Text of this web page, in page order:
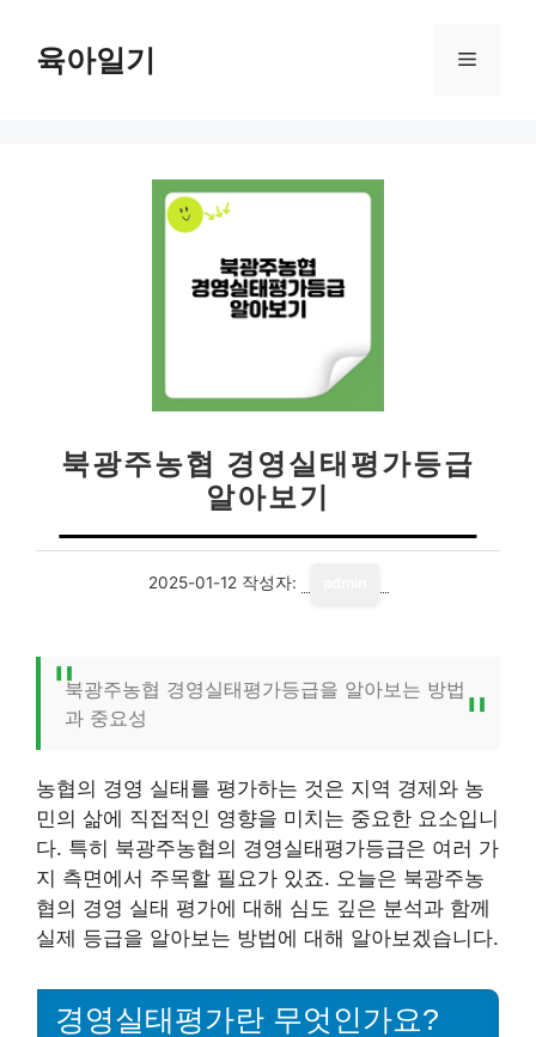
육아일기 메
북광주농협 경영실태평가등급
알아보기
2025-01-12 작성자:
북광주농협 경영실태평가등급을 알아보는 방법
과 중요성
농협의 경영 실태를 평가하는 것은 지역 경제와 농
민의 삶에 직접적인 영향을 미치는 중요한 요소입니
다. 특히 북광주농협의 경영실태평가등급은 여러 가
지 측면에서 주목할 필요가 있죠. 오늘은 북광주농
협의 경영 실태 평가에 대해 심도 깊은 분석과 함께
실제 등급을 알아보는 방법에 대해 알아보겠습니다.
경영실태평가란 무엇인가요?